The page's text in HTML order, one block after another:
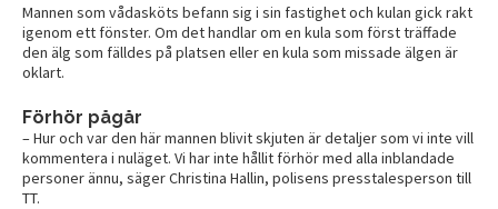
Mannen som vådasköts befann sig i sin fastighet och kulan gick rakt
igenom ett fönster. Om det handlar om en kula som först träffade
den älg som fälldes på platsen eller en kula som missade älgen är
oklart.
Förhör pågår
– Hur och var den här mannen blivit skjuten är detaljer som vi inte vill
kommentera i nuläget. Vi har inte hållit förhör med alla inblandade
personer ännu, säger Christina Hallin, polisens presstalesperson till
TT.